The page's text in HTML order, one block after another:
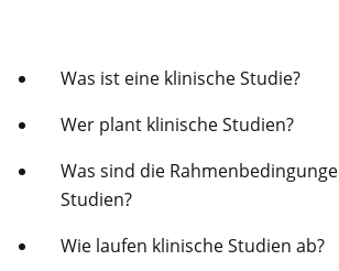
Was ist eine klinische Studie?
Wer plant klinische Studien?
Was sind die
Studien?
Wie laufen klinische Studien ab?